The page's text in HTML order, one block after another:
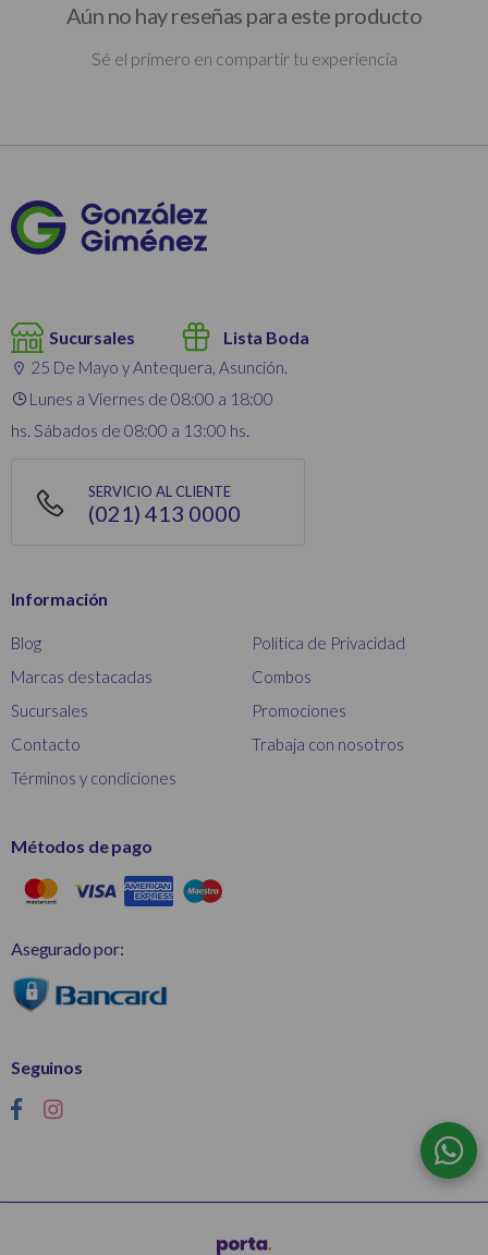
Aún no hay reseñas para este producto
Sé el primero en compartir tu experiencia
Sucursales Lista Boda
25 De Mayo y Antequera, Asunción.
Lunes a Viernes de 08:00 a 18:00
hs. Sábados de 08:00 a 13:00 hs.
SERVICIO AL CLIENTE
(021) 413 0000
Información
Blog
Marcas destacadas
Sucursales
Contacto
Términos y condiciones
Política de Privacidad
Combos
Promociones
Trabaja con nosotros
Métodos de pago
Asegurado por:
Seguinos